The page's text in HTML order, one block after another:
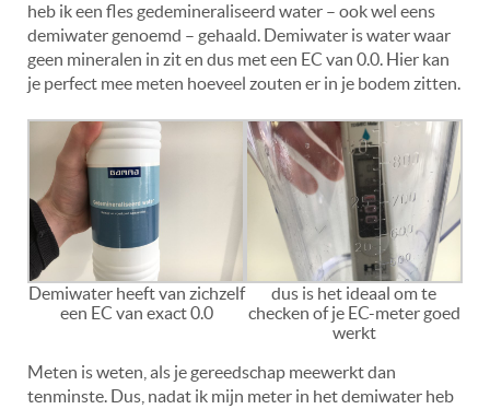
heb ik een fles gedemineraliseerd water – ook wel eens
demiwater genoemd – gehaald. Demiwater is water waar
geen mineralen in zit en dus met een EC van 0.0. Hier kan
je perfect mee meten hoeveel zouten er in je bodem zitten.
Demiwater heeft van zichzelf
een EC van exact 0.0
dus is het ideaal om te
checken of je EC-meter goed
werkt
Meten is weten, als je gereedschap meewerkt dan
tenminste. Dus, nadat ik mijn meter in het demiwater heb